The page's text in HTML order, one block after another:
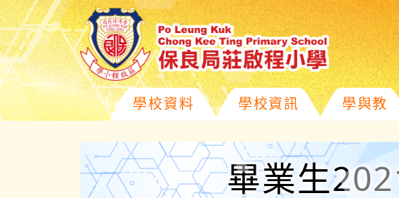
學校資料 學校資訊 學與教
畢業生